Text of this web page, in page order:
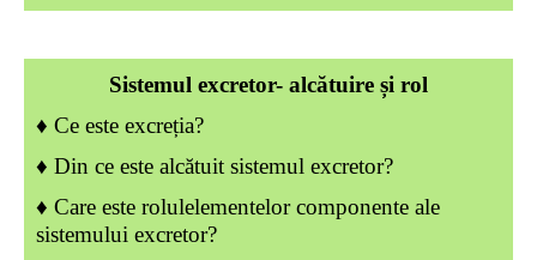
Sistemul excretor- alcătuire și rol
♦ Ce este excreția?
♦ Din ce este alcătuit sistemul excretor?
♦ Care este rolulelementelor componente ale
sistemului excretor?